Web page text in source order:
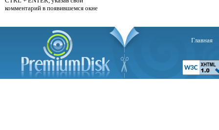
комментарий в появившемся окне
Главная